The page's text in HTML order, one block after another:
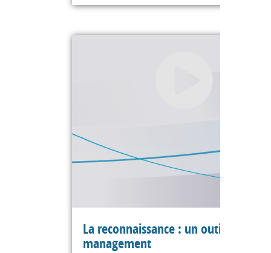
La reconnaissance : un outil de
management